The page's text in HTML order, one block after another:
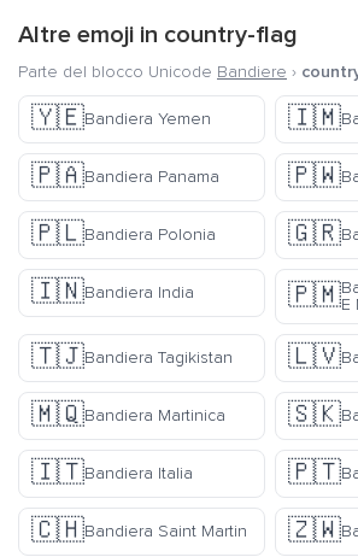
Altre emoji in country-flag
Parte del blocco Unicode Bandiere ›
🇾🇪Bandiera Yemen 🇮🇲
🇵🇦Bandiera Panama 🇵🇼
🇵🇱Bandiera Polonia 🇬🇷
🇮🇳Bandiera India 🇵🇲E
🇹🇯Bandiera Tagikistan 🇱🇻
🇲🇶Bandiera Martinica 🇸🇰
🇮🇹Bandiera Italia 🇵🇹
🇨🇭Bandiera Saint Martin 🇿🇼